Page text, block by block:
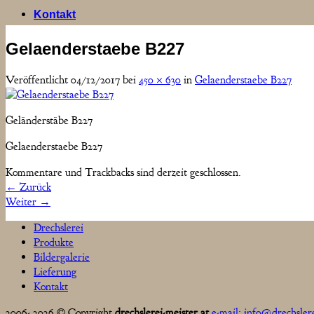
Kontakt
Gelaenderstaebe B227
Veröffentlicht 04/12/2017 bei 450 × 630 in Gelaenderstaebe B227
Geländerstäbe B227
Gelaenderstaebe B227
Kommentare und Trackbacks sind derzeit geschlossen.
← Zurück
Weiter →
Drechslerei
Produkte
Bildergalerie
Lieferung
Kontakt